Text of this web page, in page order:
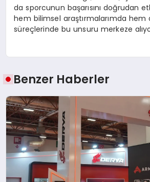
da sporcunun başarısını doğrudan
hem bilimsel araştırmalarımda
süreçlerinde bu unsuru merkeze
Benzer Haberler